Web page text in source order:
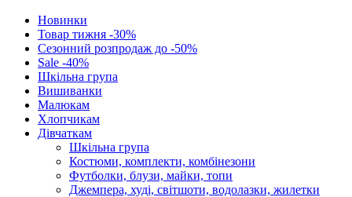
Новинки
Товар тижня -30%
Сезонний розпродаж до -50%
Sale -40%
Шкільна група
Вишиванки
Малюкам
Хлопчикам
Дівчаткам
Шкільна група
Костюми, комплекти, комбінезони
Футболки, блузи, майки, топи
Джемпера, худі, світшоти, водолазки, жилетки